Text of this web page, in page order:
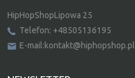
HipHopShopLipowa 25
Telefon: +48505136195
E-mail:kontakt@hiphopshop.pl